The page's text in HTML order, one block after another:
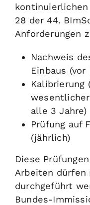
kontinuierlichen
28 der 44.
Anforderungen
Nachweis
Einbaus
Kalibrierung
alle 3 Jahre)
Prüfung auf
(jährlich)
Diese
Arbeiten dürfen
durchgeführt
Bundes-